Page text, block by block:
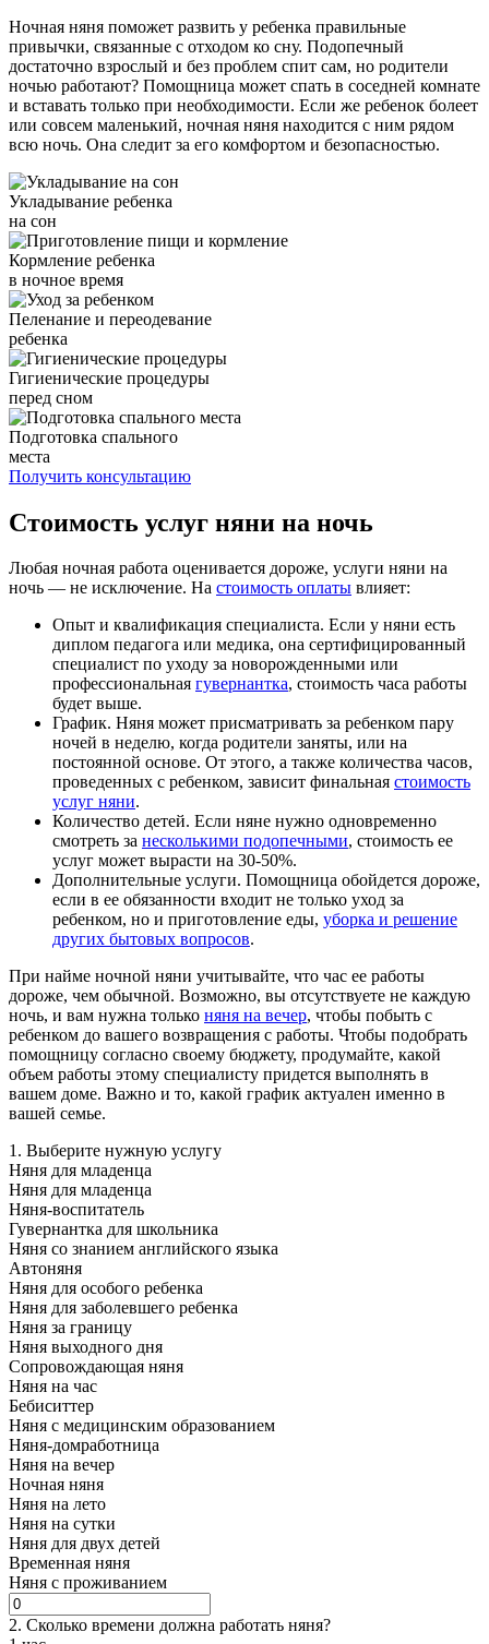
Ночная няня поможет развить у ребенка правильные
привычки, связанные с отходом ко сну. Подопечный
достаточно взрослый и без проблем спит сам, но родители
ночью работают? Помощница может спать в соседней комнате
и вставать только при необходимости. Если же ребенок болеет
или совсем маленький, ночная няня находится с ним рядом
всю ночь. Она следит за его комфортом и безопасностью.
Укладывание ребенка
на сон
Кормление ребенка
в ночное время
Пеленание и переодевание
ребенка
Гигиенические процедуры
перед сном
Подготовка спального
места
Получить консультацию
Стоимость услуг няни на ночь
Любая ночная работа оценивается дороже, услуги няни на
ночь — не исключение. На стоимость оплаты влияет:
Опыт и квалификация специалиста. Если у няни есть
диплом педагога или медика, она сертифицированный
специалист по уходу за новорожденными или
профессиональная гувернантка, стоимость часа работы
будет выше.
График. Няня может присматривать за ребенком пару
ночей в неделю, когда родители заняты, или на
постоянной основе. От этого, а также количества часов,
проведенных с ребенком, зависит финальная стоимость
услуг няни.
Количество детей. Если няне нужно одновременно
смотреть за несколькими подопечными, стоимость ее
услуг может вырасти на 30-50%.
Дополнительные услуги. Помощница обойдется дороже,
если в ее обязанности входит не только уход за
ребенком, но и приготовление еды, уборка и решение
других бытовых вопросов.
При найме ночной няни учитывайте, что час ее работы
дороже, чем обычной. Возможно, вы отсутствуете не каждую
ночь, и вам нужна только няня на вечер, чтобы побыть с
ребенком до вашего возвращения с работы. Чтобы подобрать
помощницу согласно своему бюджету, продумайте, какой
объем работы этому специалисту придется выполнять в
вашем доме. Важно и то, какой график актуален именно в
вашей семье.
1. Выберите нужную услугу
Няня для младенца
Няня для младенца
Няня-воспитатель
Гувернантка для школьника
Няня со знанием английского языка
Автоняня
Няня для особого ребенка
Няня для заболевшего ребенка
Няня за границу
Няня выходного дня
Сопровождающая няня
Няня на час
Бебиситтер
Няня с медицинским образованием
Няня-домработница
Няня на вечер
Ночная няня
Няня на лето
Няня на сутки
Няня для двух детей
Временная няня
Няня с проживанием
2. Сколько времени должна работать няня?